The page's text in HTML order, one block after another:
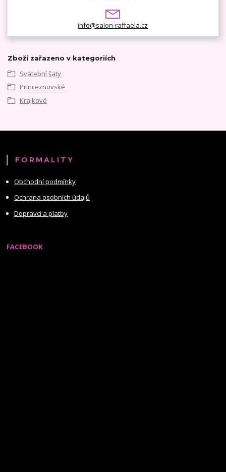
info@salon-raffaela.cz
Zboží zařazeno v kategoriích
Svatební šaty
Princeznovské
Krajkové
FORMALITY
Obchodní podmínky
Ochrana osobních údajů
Dopravci a platby
FACEBOOK